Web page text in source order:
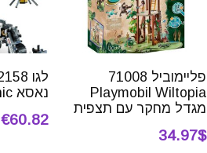
פליימוביל 71008
Playmobil Wiltopia
מגדל מחקר עם תצפית
34.97$
נאסא LEGO Technic
€60.82